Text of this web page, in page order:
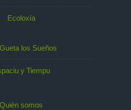
Ecoloxía
los Sueños
y Tiempu
Quién somos